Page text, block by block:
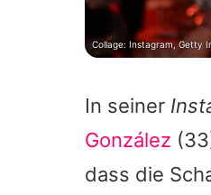
In seiner
González
dass die
Collage: Instagram, Getty